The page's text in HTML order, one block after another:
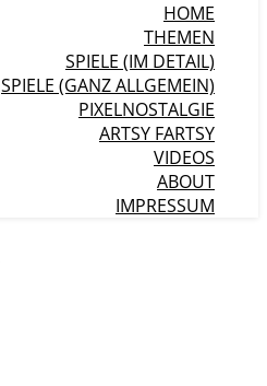
HOME
THEMEN
SPIELE (IM DETAIL)
SPIELE (GANZ ALLGEMEIN)
PIXELNOSTALGIE
ARTSY FARTSY
VIDEOS
ABOUT
IMPRESSUM